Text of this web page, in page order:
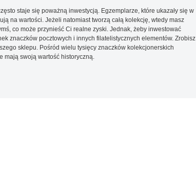
staje się poważną inwestycją. Egzemplarze, które ukazały się w
na wartości. Jeżeli natomiast tworzą całą kolekcję, wtedy masz
co może przynieść Ci realne zyski. Jednak, żeby inwestować
znaczków pocztowych i innych filatelistycznych elementów. Zrobisz
sklepu. Pośród wielu tysięcy znaczków kolekcjonerskich
mają swoją wartość historyczną.